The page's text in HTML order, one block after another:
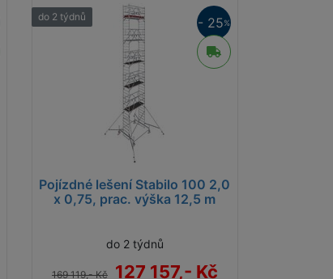
Pojízdné lešení Stabilo 100 2,0
x 0,75, prac. výška 12,5 m
do 2 týdnů
do 2 týdnů
169 119,- Kč 127 157,- Kč
- 25%